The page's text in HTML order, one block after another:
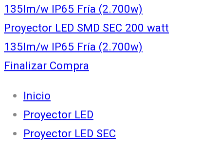
135lm/w IP65 Fría (2.700w)
Proyector LED SMD SEC 200 watt
135lm/w IP65 Fría (2.700w)
Finalizar Compra
Inicio
Proyector LED
Proyector LED SEC